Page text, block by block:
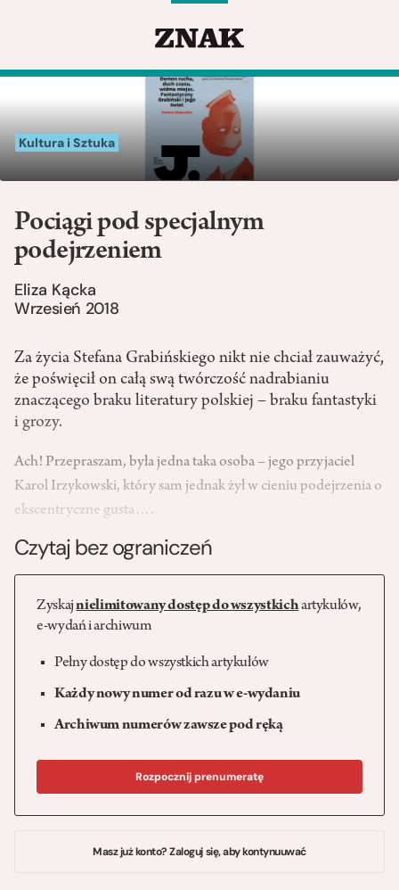
Kultura i Sztuka
Pociągi pod specjalnym
podejrzeniem
Eliza Kącka
Wrzesień 2018
Za życia Stefana Grabińskiego nikt nie chciał zauważyć,
że poświęcił on całą swą twórczość nadrabianiu
znaczącego braku literatury polskiej – braku fantastyki
i grozy.
Ach! Przepraszam, była jedna taka osoba – jego przyjaciel
Karol Irzykowski, który sam jednak żył w cieniu podejrzenia o
ekscentryczne gusta….
Czytaj bez ograniczeń
Zyskajnielimitowany dostęp do wszystkichartykułów,
e-wydań i archiwum
Pełny dostęp do wszystkich artykułów
Każdy nowy numer od razu w e-wydaniu
Archiwum numerów zawsze pod ręką
Rozpocznij prenumeratę
Masz już konto? Zaloguj się, aby kontynuuwać